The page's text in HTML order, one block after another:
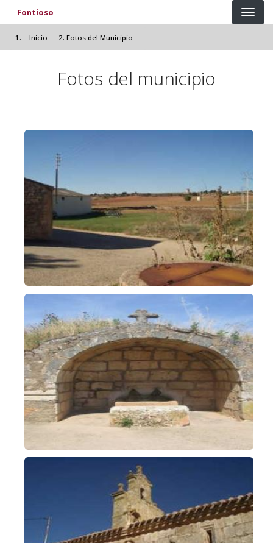
Pasar al contenido principal
Fontioso
Inicio Fotos del Municipio
Fotos del municipio